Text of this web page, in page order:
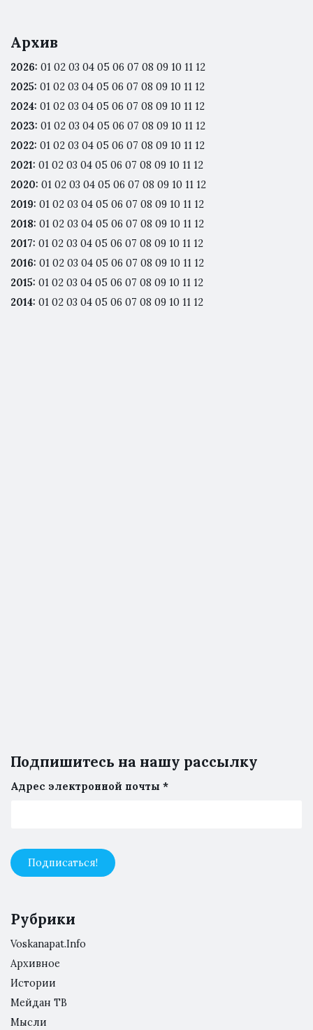
Архив
2026: 01 02 03 04 05 06 07 08 09 10 11 12
2025: 01 02 03 04 05 06 07 08 09 10 11 12
2024: 01 02 03 04 05 06 07 08 09 10 11 12
2023: 01 02 03 04 05 06 07 08 09 10 11 12
2022: 01 02 03 04 05 06 07 08 09 10 11 12
2021: 01 02 03 04 05 06 07 08 09 10 11 12
2020: 01 02 03 04 05 06 07 08 09 10 11 12
2019: 01 02 03 04 05 06 07 08 09 10 11 12
2018: 01 02 03 04 05 06 07 08 09 10 11 12
2017: 01 02 03 04 05 06 07 08 09 10 11 12
2016: 01 02 03 04 05 06 07 08 09 10 11 12
2015: 01 02 03 04 05 06 07 08 09 10 11 12
2014: 01 02 03 04 05 06 07 08 09 10 11 12
Подпишитесь на нашу рассылку
Адрес электронной почты *
Рубрики
Voskanapat.Info
Архивное
Истории
Мейдан ТВ
Мысли